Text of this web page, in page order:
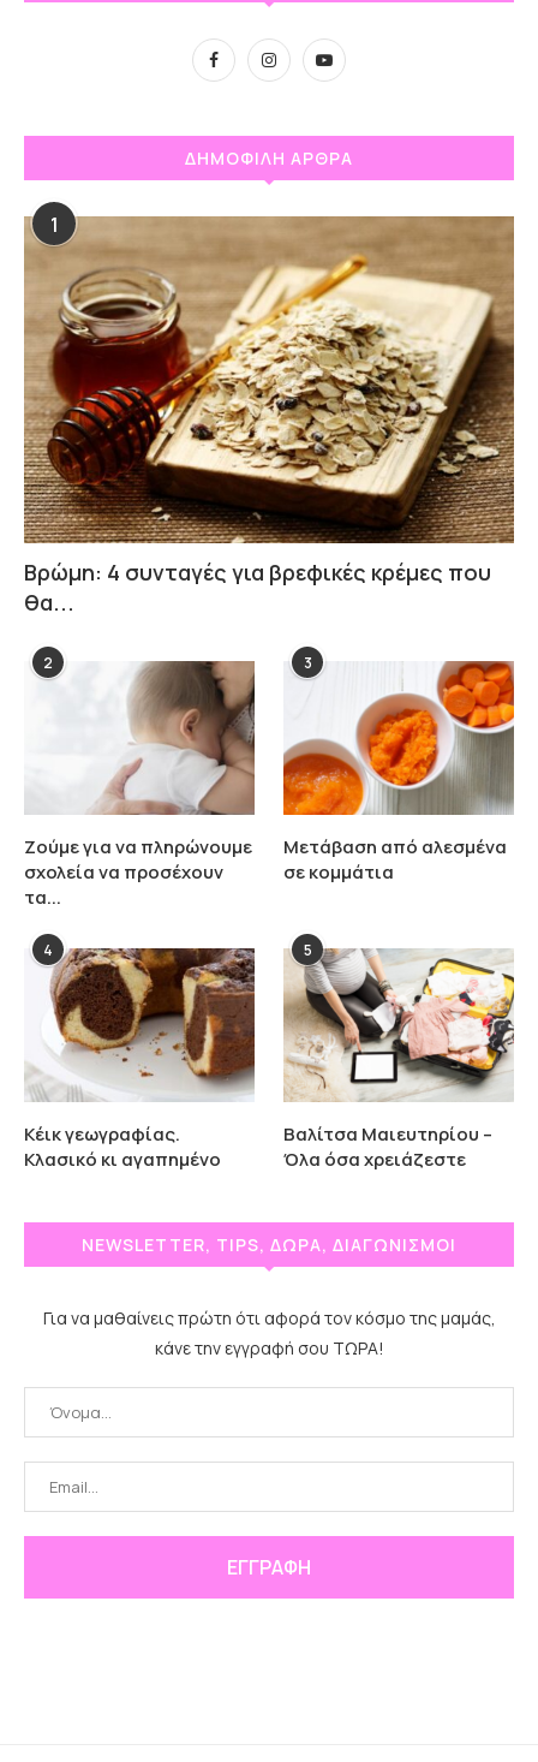
ΔΗΜΟΦΙΛΗ ΑΡΘΡΑ
1
Βρώμη: 4 συνταγές για βρεφικές κρέμες που
θα...
2
Ζούμε για να πληρώνουμε
σχολεία να προσέχουν
τα...
3
Μετάβαση από αλεσμένα
σε κομμάτια
4
Κέικ γεωγραφίας.
Κλασικό κι αγαπημένο
5
Βαλίτσα Μαιευτηρίου –
Όλα όσα χρειάζεστε
NEWSLETTER, TIPS, ΔΩΡΑ, ΔΙΑΓΩΝΙΣΜΟΙ
Για να μαθαίνεις πρώτη ότι αφορά τον κόσμο της μαμάς,
κάνε την εγγραφή σου ΤΩΡΑ!